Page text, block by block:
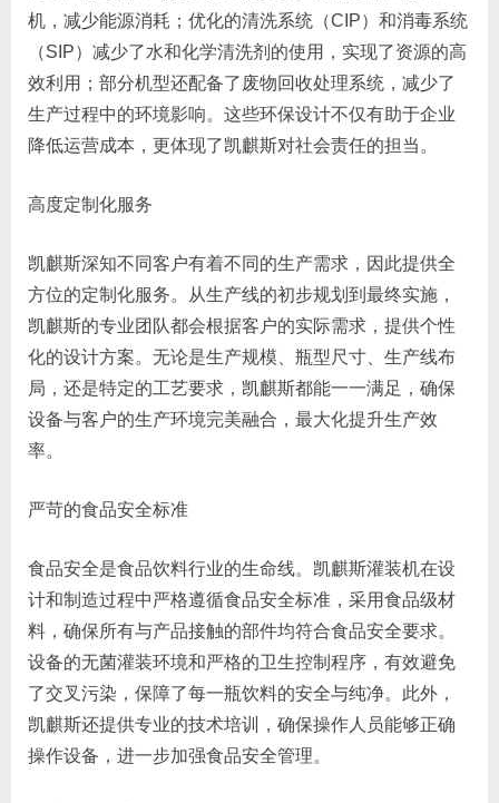
机，减少能源消耗；优化的清洗系统（CIP）和消毒系统
（SIP）减少了水和化学清洗剂的使用，实现了资源的高
效利用；部分机型还配备了废物回收处理系统，减少了
生产过程中的环境影响。这些环保设计不仅有助于企业
降低运营成本，更体现了凯麒斯对社会责任的担当。
高度定制化服务
凯麒斯深知不同客户有着不同的生产需求，因此提供全
方位的定制化服务。从生产线的初步规划到最终实施，
凯麒斯的专业团队都会根据客户的实际需求，提供个性
化的设计方案。无论是生产规模、瓶型尺寸、生产线布
局，还是特定的工艺要求，凯麒斯都能一一满足，确保
设备与客户的生产环境完美融合，最大化提升生产效
率。
严苛的食品安全标准
食品安全是食品饮料行业的生命线。凯麒斯灌装机在设
计和制造过程中严格遵循食品安全标准，采用食品级材
料，确保所有与产品接触的部件均符合食品安全要求。
设备的无菌灌装环境和严格的卫生控制程序，有效避免
了交叉污染，保障了每一瓶饮料的安全与纯净。此外，
凯麒斯还提供专业的技术培训，确保操作人员能够正确
操作设备，进一步加强食品安全管理。